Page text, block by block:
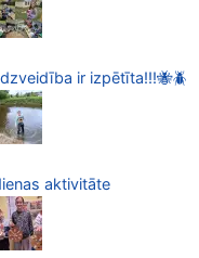
ir izpētīta!!!🐝🪲
aktivitāte